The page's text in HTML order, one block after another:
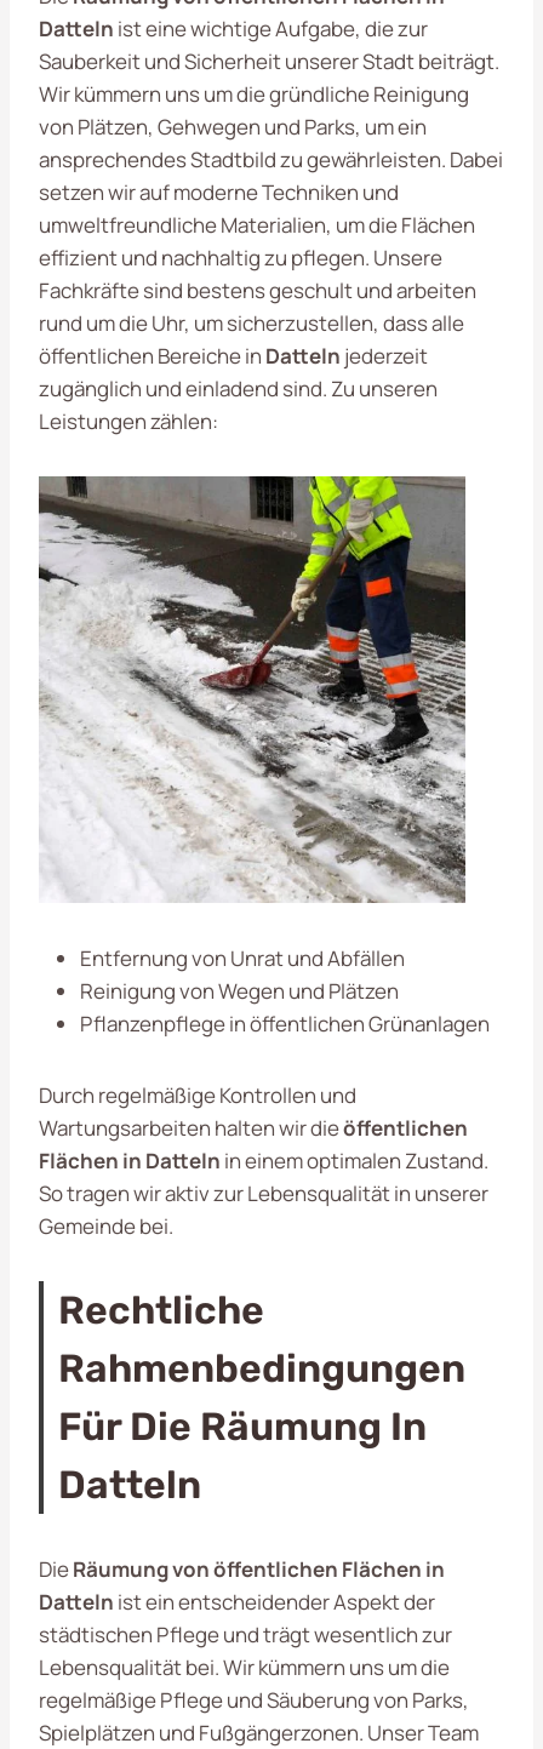
Datteln ist eine wichtige Aufgabe, die zur
Sauberkeit und Sicherheit unserer Stadt beiträgt.
Wir kümmern uns um die gründliche Reinigung
von Plätzen, Gehwegen und Parks, um ein
ansprechendes Stadtbild zu gewährleisten. Dabei
setzen wir auf moderne Techniken und
umweltfreundliche Materialien, um die Flächen
effizient und nachhaltig zu pflegen. Unsere
Fachkräfte sind bestens geschult und arbeiten
rund um die Uhr, um sicherzustellen, dass alle
öffentlichen Bereiche in Datteln jederzeit
zugänglich und einladend sind. Zu unseren
Leistungen zählen:
Entfernung von Unrat und Abfällen
Reinigung von Wegen und Plätzen
Pflanzenpflege in öffentlichen Grünanlagen
Durch regelmäßige Kontrollen und
Wartungsarbeiten halten wir dieöffentlichen
Flächen in Datteln in einem optimalen Zustand.
So tragen wir aktiv zur Lebensqualität in unserer
Gemeinde bei.
Rechtliche
Rahmenbedingungen
Für Die Räumung In
Datteln
DieRäumung von öffentlichen Flächen in
Datteln ist ein entscheidender Aspekt der
städtischen Pflege und trägt wesentlich zur
Lebensqualität bei. Wir kümmern uns um die
regelmäßige Pflege und Säuberung von Parks,
Spielplätzen und Fußgängerzonen. Unser Team